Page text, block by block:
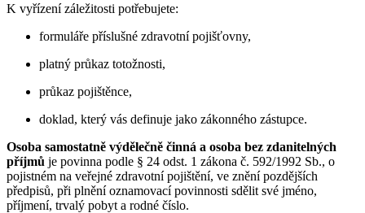
K vyřízení záležitosti potřebujete:
formuláře příslušné zdravotní pojišťovny,
platný průkaz totožnosti,
průkaz pojištěnce,
doklad, který vás definuje jako zákonného zástupce.
Osoba samostatně výdělečně činná a osoba bez zdanitelných
příjmů je povinna podle § 24 odst. 1 zákona č. 592/1992 Sb., o
pojistném na veřejné zdravotní pojištění, ve znění pozdějších
předpisů, při plnění oznamovací povinnosti sdělit své jméno,
příjmení, trvalý pobyt a rodné číslo.